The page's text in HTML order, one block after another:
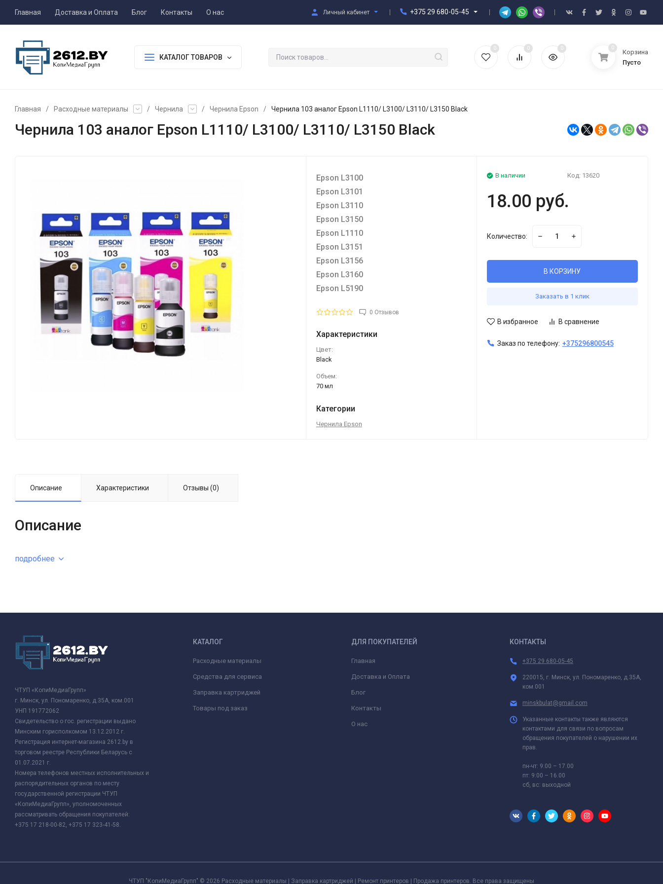
Главная Доставка и Оплата Блог Контакты О нас Личный кабинет +375 29 680-05-45
КАТАЛОГ ТОВАРОВ
0 0 0 0
Корзина
Пусто
Главная / Расходные материалы / Чернила / Чернила Epson / Чернила 103 аналог Epson L1110/ L3100/ L3110/ L3150 Black
Чернила 103 аналог Epson L1110/ L3100/ L3110/ L3150 Black
Epson L3100
Epson L3101
Epson L3110
Epson L3150
Epson L1110
Epson L3151
Epson L3156
Epson L3160
Epson L5190
0 Отзывов
Характеристики
Цвет:
Black
Объем:
70 мл
Категории
Чернила Epson
В наличии Код: 13620
18.00 руб.
Количество:
В КОРЗИНУ
Заказать в 1 клик
В избранное В сравнение
Заказ по телефону: +375296800545
Описание Характеристики Отзывы (0)
Описание
подробнее
ЧТУП «КопиМедиаГрупп»
г. Минск, ул. Пономаренко, д.35А, ком.001
УНП 191772062
Свидетельство о гос. регистрации выдано
Минским горисполкомом 13.12.2012 г.
Регистрация интернет-магазина 2612.by в
торговом реестре Республики Беларусь с
01.07.2021 г.
Номера телефонов местных исполнительных и
распорядительных органов по месту
государственной регистрации ЧТУП
«КопиМедиаГрупп», уполномоченных
рассматривать обращения покупателей:
+375 17 218-00-82, +375 17 323-41-58.
КАТАЛОГ
Расходные материалы
Средства для сервиса
Заправка картриджей
Товары под заказ
ДЛЯ ПОКУПАТЕЛЕЙ
Главная
Доставка и Оплата
Блог
Контакты
О нас
КОНТАКТЫ
+375 29 680-05-45
220015, г. Минск, ул. Пономаренко, д.35А,
ком.001
minskbulat@gmail.com
Указанные контакты также являются
контактами для связи по вопросам
обращения покупателей о нарушении их
прав.
пн-чт: 9:00 – 17.00
пт: 9:00 – 16.00
сб, вс: выходной
ЧТУП "КопиМедиаГрупп" © 2026 Расходные материалы | Заправка картриджей | Ремонт принтеров | Продажа принтеров. Все права защищены